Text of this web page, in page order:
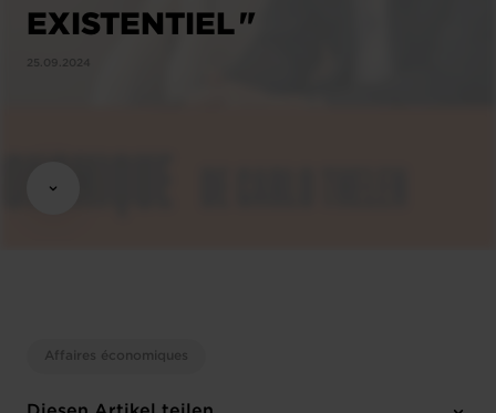
EXISTENTIEL "
25.09.2024
Affaires économiques